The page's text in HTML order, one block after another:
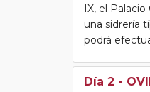
IX, el
una sidrería
podrá
Día 2 -